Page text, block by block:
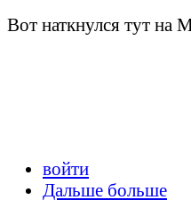
Вот наткнулся тут на
войти
Дальше больше